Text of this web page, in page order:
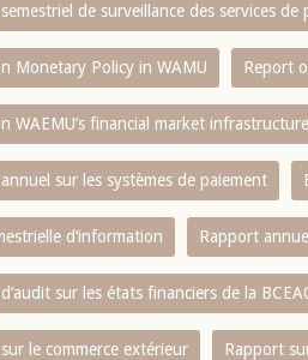
de surveillance des services
Monetary Policy in WAMU Report
WAEMU’s financial market
sur les systèmes de paiement
d‘information Rapport
sur les états financiers de la
le commerce extérieur Rapport